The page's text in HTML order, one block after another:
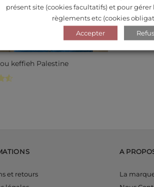
keffieh Palestine
et retours
A
La
présent site (cookies facultatifs) et pour gérer
règlements etc (cookies
Accepter